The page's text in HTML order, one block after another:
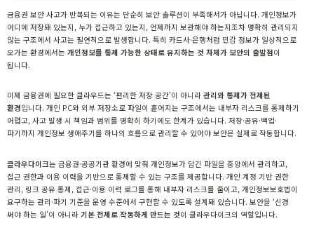
금융권 보안 사고가 반복되는 이유는 단순히 보안 솔루션이 부족해서가 아닙니다. 개인정보가
어디에 저장돼 있는지, 누가 접근하고 있는지, 언제까지 보관해야 하는지조차 명확히 관리되지
않는 구조에서 사고는 필연적으로 발생합니다. 특히 카드사·은행처럼 민감 정보가 일상적으로
오가는 환경에서는 개인정보를 통제 가능한 상태로 유지하는 것 자체가 보안의 출발점이
됩니다.
이제 금융권에 필요한 클라우드는 ‘편리한 저장 공간’이 아니라 관리와 통제가 전제된
환경입니다. 개인 PC와 외부 저장소로 파일이 흩어지는 구조에서는 내부자 리스크를 통제하기
어렵고, 사고 발생 시 책임과 범위를 명확히 하기에도 한계가 있습니다. 저장·공유·백업·
파기까지 개인정보 생애주기를 하나의 흐름으로 관리할 수 있어야 보안은 실제로 작동합니다.
클라우다이크는 금융권·공공기관 환경에 맞춰 개인정보가 담긴 파일을 중앙에서 관리하고,
접근 권한과 이용 이력을 기반으로 통제할 수 있는 구조를 제공합니다. 개인 계정 기반 권한
관리, 링크 공유 통제, 접근·이용 이력 로그를 통해 내부자 리스크를 줄이고, 개인정보보호법이
요구하는 관리·파기 기준을 운영 수준에서 구현할 수 있도록 설계돼 있습니다. 보안을 ‘신경
써야 하는 일’이 아니라 기본 전제로 작동하게 만드는 것이 클라우다이크의 역할입니다.